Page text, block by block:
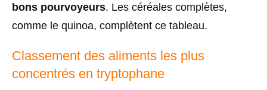
bons pourvoyeurs. Les céréales complètes,
comme le quinoa, complètent ce tableau.
Classement des aliments les plus
concentrés en tryptophane